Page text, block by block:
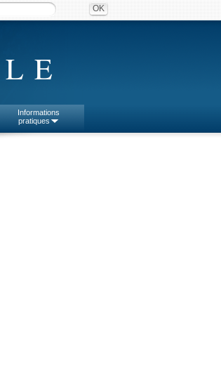
Informations
pratiques